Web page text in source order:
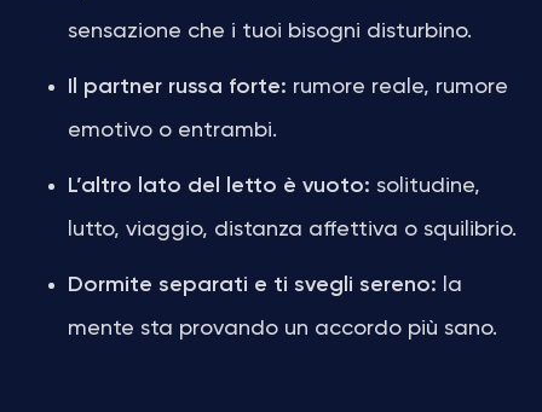
sensazione che i tuoi bisogni disturbino.
Il partner russa forte: rumore reale, rumore
emotivo o entrambi.
L’altro lato del letto è vuoto: solitudine,
lutto, viaggio, distanza affettiva o squilibrio.
Dormite separati e ti svegli sereno: la
mente sta provando un accordo più sano.